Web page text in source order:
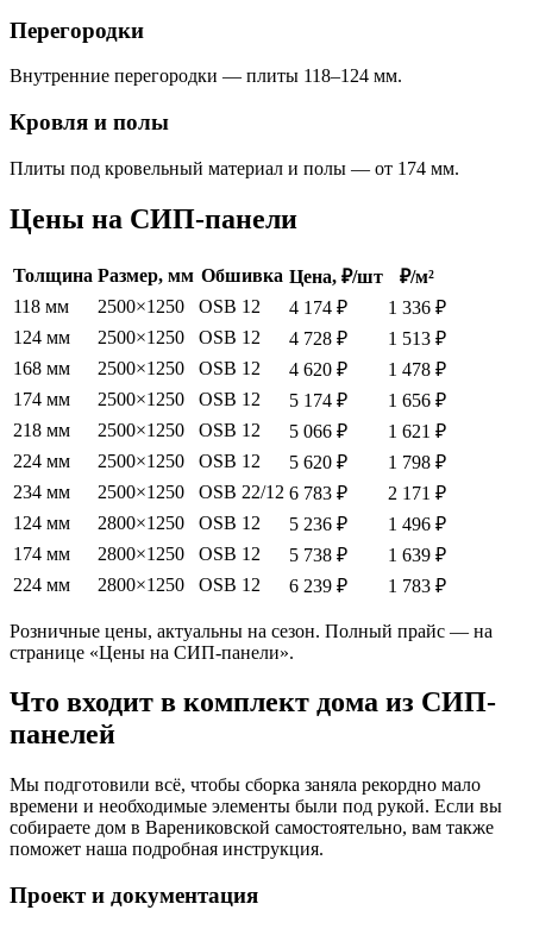
Перегородки
Внутренние перегородки — плиты 118–124 мм.
Кровля и полы
Плиты под кровельный материал и полы — от 174 мм.
Цены на СИП-панели
Толщина Размер, мм Обшивка Цена, ₽/шт
₽/м²
118 мм
2500×1250 OSB 12 4 174 ₽
1 336 ₽
124 мм
2500×1250 OSB 12 4 728 ₽
1 513 ₽
168 мм
2500×1250 OSB 12 4 620 ₽
1 478 ₽
174 мм
2500×1250 OSB 12 5 174 ₽
1 656 ₽
218 мм
2500×1250 OSB 12 5 066 ₽
1 621 ₽
224 мм
2500×1250 OSB 12 5 620 ₽
1 798 ₽
234 мм
2500×1250 OSB 22/12 6 783 ₽
2 171 ₽
124 мм
2800×1250 OSB 12 5 236 ₽
1 496 ₽
174 мм
2800×1250 OSB 12 5 738 ₽
1 639 ₽
224 мм
2800×1250 OSB 12 6 239 ₽ 1 783 ₽
Розничные цены, актуальны на сезон. Полный прайс — на
странице «Цены на СИП-панели».
Что входит в комплект дома из СИП-
панелей
Мы подготовили всё, чтобы сборка заняла рекордно мало
времени и необходимые элементы были под рукой. Если вы
собираете дом в Варениковской самостоятельно, вам также
поможет наша подробная инструкция.
Проект и документация